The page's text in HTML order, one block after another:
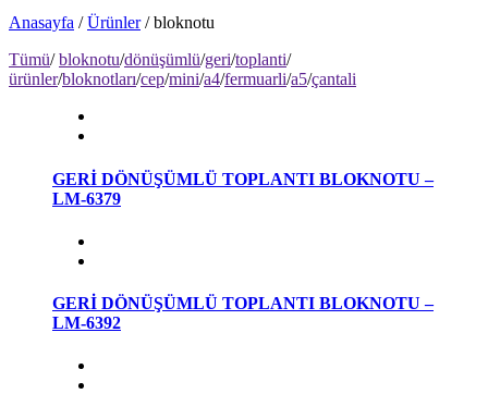
Anasayfa /Ürünler/bloknotu
Tümü/ bloknotu/dönüşümlü/geri/toplanti/
ürünler/bloknotları/cep/mini/a4/fermuarli/a5/çantali
GERİ DÖNÜŞÜMLÜ TOPLANTI BLOKNOTU –
LM-6379
GERİ DÖNÜŞÜMLÜ TOPLANTI BLOKNOTU –
LM-6392